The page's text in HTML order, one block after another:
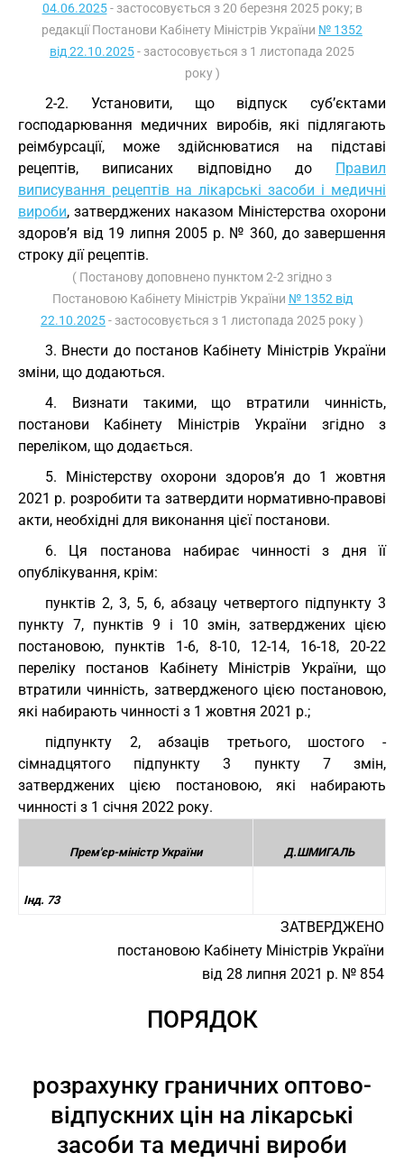
04.06.2025- застосовується з 20 березня 2025 року; в
редакції Постанови Кабінету Міністрів України № 1352
від 22.10.2025- застосовується з 1 листопада 2025
року )
2-2. Установити, що відпуск суб’єктами
господарювання медичних виробів, які підлягають
реімбурсації, може здійснюватися на підставі
рецептів, виписаних відповідно до Правил
виписування рецептів на лікарські засоби і медичні
вироби, затверджених наказом Міністерства охорони
здоров’я від 19 липня 2005 р. № 360, до завершення
строку дії рецептів.
( Постанову доповнено пунктом 2-2 згідно з
Постановою Кабінету Міністрів України № 1352 від
22.10.2025- застосовується з 1 листопада 2025 року )
3. Внести до постанов Кабінету Міністрів України
зміни, що додаються.
4. Визнати такими, що втратили чинність,
постанови Кабінету Міністрів України згідно з
переліком, що додається.
5. Міністерству охорони здоров’я до 1 жовтня
2021 р. розробити та затвердити нормативно-правові
акти, необхідні для виконання цієї постанови.
6. Ця постанова набирає чинності з дня її
опублікування, крім:
пунктів 2, 3, 5, 6, абзацу четвертого підпункту 3
пункту 7, пунктів 9 і 10 змін, затверджених цією
постановою, пунктів 1-6, 8-10, 12-14, 16-18, 20-22
переліку постанов Кабінету Міністрів України, що
втратили чинність, затвердженого цією постановою,
які набирають чинності з 1 жовтня 2021 р.;
підпункту 2, абзаців третього, шостого -
сімнадцятого підпункту 3 пункту 7 змін,
затверджених цією постановою, які набирають
чинності з 1 січня 2022 року.
Прем'єр-міністр України Д.ШМИГАЛЬ
Інд. 73
ЗАТВЕРДЖЕНО
постановою Кабінету Міністрів України
від 28 липня 2021 р. № 854
ПОРЯДОК
розрахунку граничних оптово-
відпускних цін на лікарські
засоби та медичні вироби